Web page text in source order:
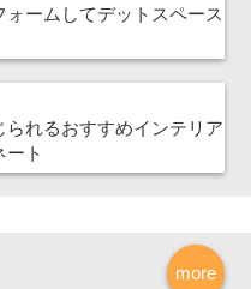
ームしてデットスペース
られるおすすめインテリア
ート
more